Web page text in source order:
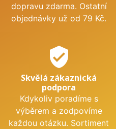
dopravu zdarma. Ostatní
objednávky už od 79 Kč.
verified_user
Skvělá zákaznická
podpora
Kdykoliv poradíme s
výběrem a zodpovíme
každou otázku. Sortiment